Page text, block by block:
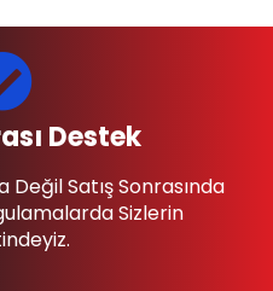
Destek
Değil Satış Sonrasında
Sizlerin